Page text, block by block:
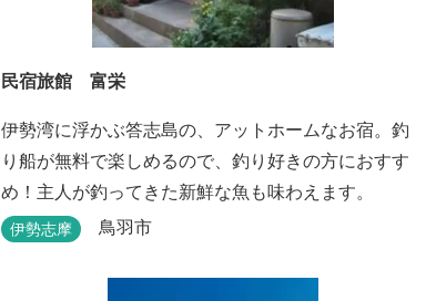
民宿旅館 富栄
伊勢湾に浮かぶ答志島の、アットホームなお宿。釣
り船が無料で楽しめるので、釣り好きの方におすす
め！主人が釣ってきた新鮮な魚も味わえます。
伊勢志摩 鳥羽市